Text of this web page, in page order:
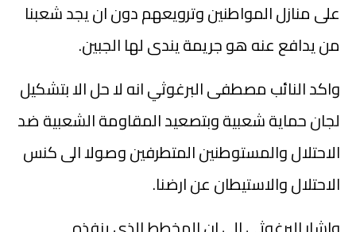
على منازل المواطنين وترويعهم دون ان يجد شعبنا
من يدافع عنه هو جريمة يندى لها الجبين.
واكد النائب مصطفى البرغوثي انه لا حل الا بتشكيل
لجان حماية شعبية وبتصعيد المقاومة الشعبية ضد
الاحتلال والمستوطنين المتطرفين وصولا الى كنس
الاحتلال والاستيطان عن ارضنا.